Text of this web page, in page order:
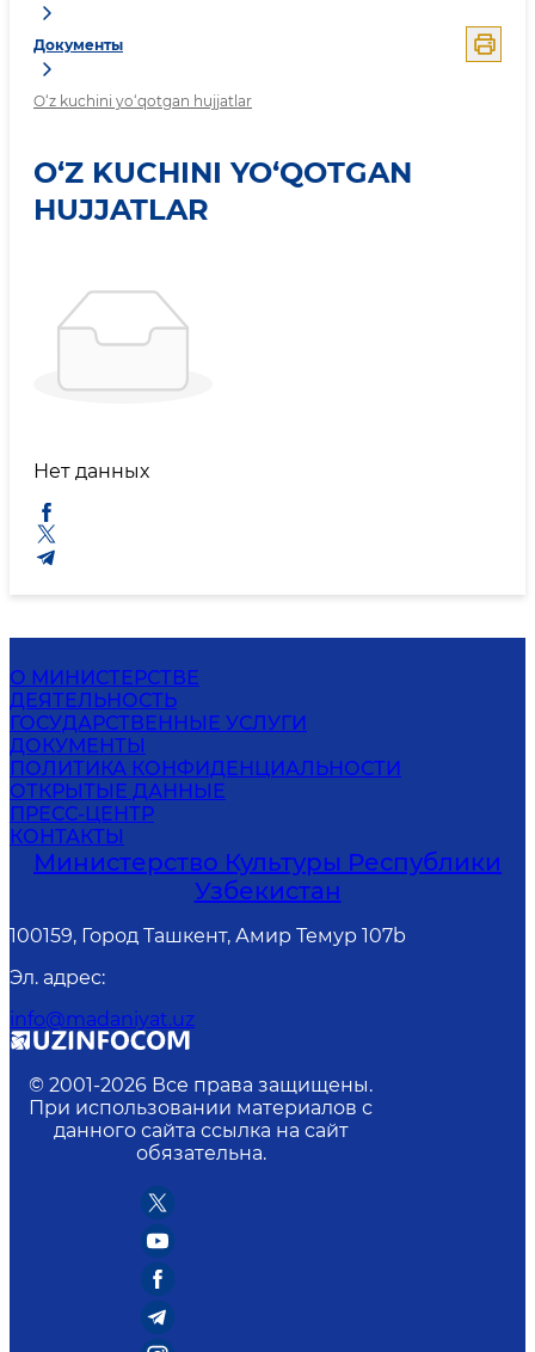
Документы
O‘z kuchini yo‘qotgan hujjatlar
O‘Z KUCHINI YO‘QOTGAN
HUJJATLAR
Нет данных
О МИНИСТЕРСТВЕ
ДЕЯТЕЛЬНОСТЬ
ГОСУДАРСТВЕННЫЕ УСЛУГИ
ДОКУМЕНТЫ
ПОЛИТИКА КОНФИДЕНЦИАЛЬНОСТИ
ОТКРЫТЫЕ ДАННЫЕ
ПРЕСС-ЦЕНТР
КОНТАКТЫ
Министерство Культуры Республики
Узбекистан
100159, Город Ташкент, Амир Темур 107b
Эл. адрес:
info@madaniyat.uz
© 2001-2026 Все права защищены.
При использовании материалов с
данного сайта ссылка на сайт
обязательна.